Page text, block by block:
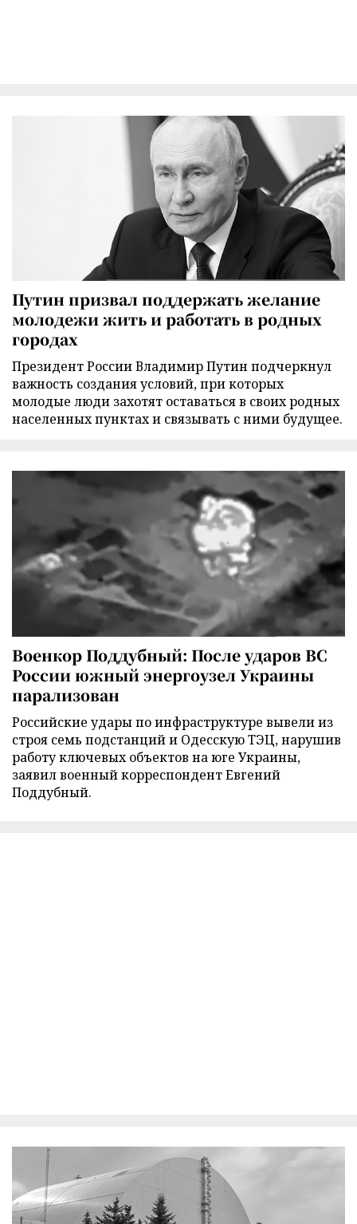
Путин призвал поддержать желание
молодежи жить и работать в родных
городах
Президент России Владимир Путин подчеркнул
важность создания условий, при которых
молодые люди захотят оставаться в своих родных
населенных пунктах и связывать с ними будущее.
Военкор Поддубный: После ударов ВС
России южный энергоузел Украины
парализован
Российские удары по инфраструктуре вывели из
строя семь подстанций и Одесскую ТЭЦ, нарушив
работу ключевых объектов на юге Украины,
заявил военный корреспондент Евгений
Поддубный.